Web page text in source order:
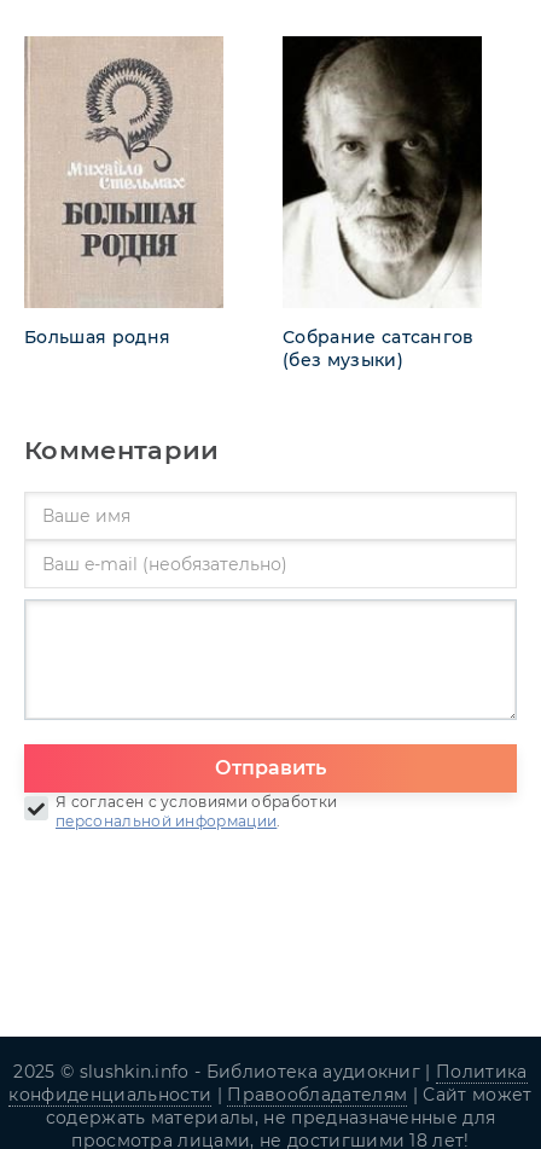
Большая родня
Собрание сатсангов
(без музыки)
Комментарии
Отправить
Я согласен с условиями обработки
персональной информации
2025 © slushkin.info - Библиотека аудиокниг | Политика
конфиденциальности | Правообладателям | Сайт может
содержать материалы, не предназначенные для
просмотра лицами, не достигшими 18 лет!